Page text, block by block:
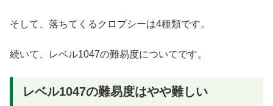
そして、落ちてくるクロプシーは4種類です。
続いて、レベル1047の難易度についてです。
レベル1047の難易度はやや難しい